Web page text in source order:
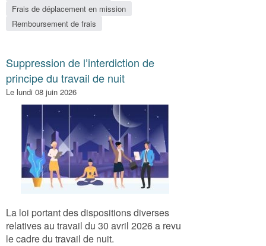
Frais de déplacement en mission
Remboursement de frais
Suppression de l’interdiction de
principe du travail de nuit
Le lundi 08 juin 2026
La loi portant des dispositions diverses
relatives au travail du 30 avril 2026 a revu
le cadre du travail de nuit.